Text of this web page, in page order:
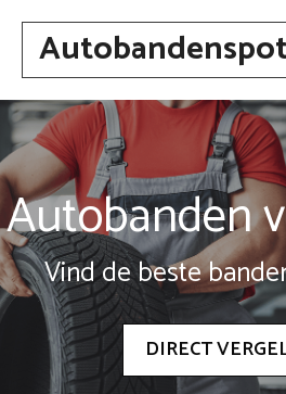
Spring
inhoud
Autobanden
Vind de beste
DIRECT